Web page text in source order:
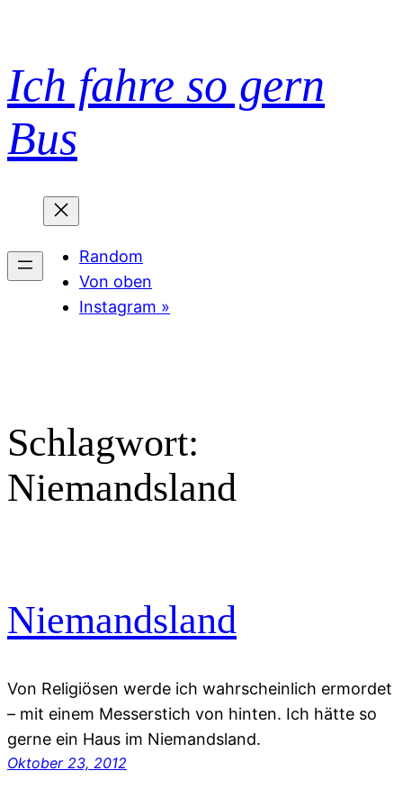
springen
Ich fahre so gern
Bus
Random
Von oben
Instagram »
Schlagwort:
Niemandsland
Niemandsland
Von Religiösen werde ich wahrscheinlich ermordet
– mit einem Messerstich von hinten. Ich hätte so
gerne ein Haus im Niemandsland.
Oktober 23, 2012